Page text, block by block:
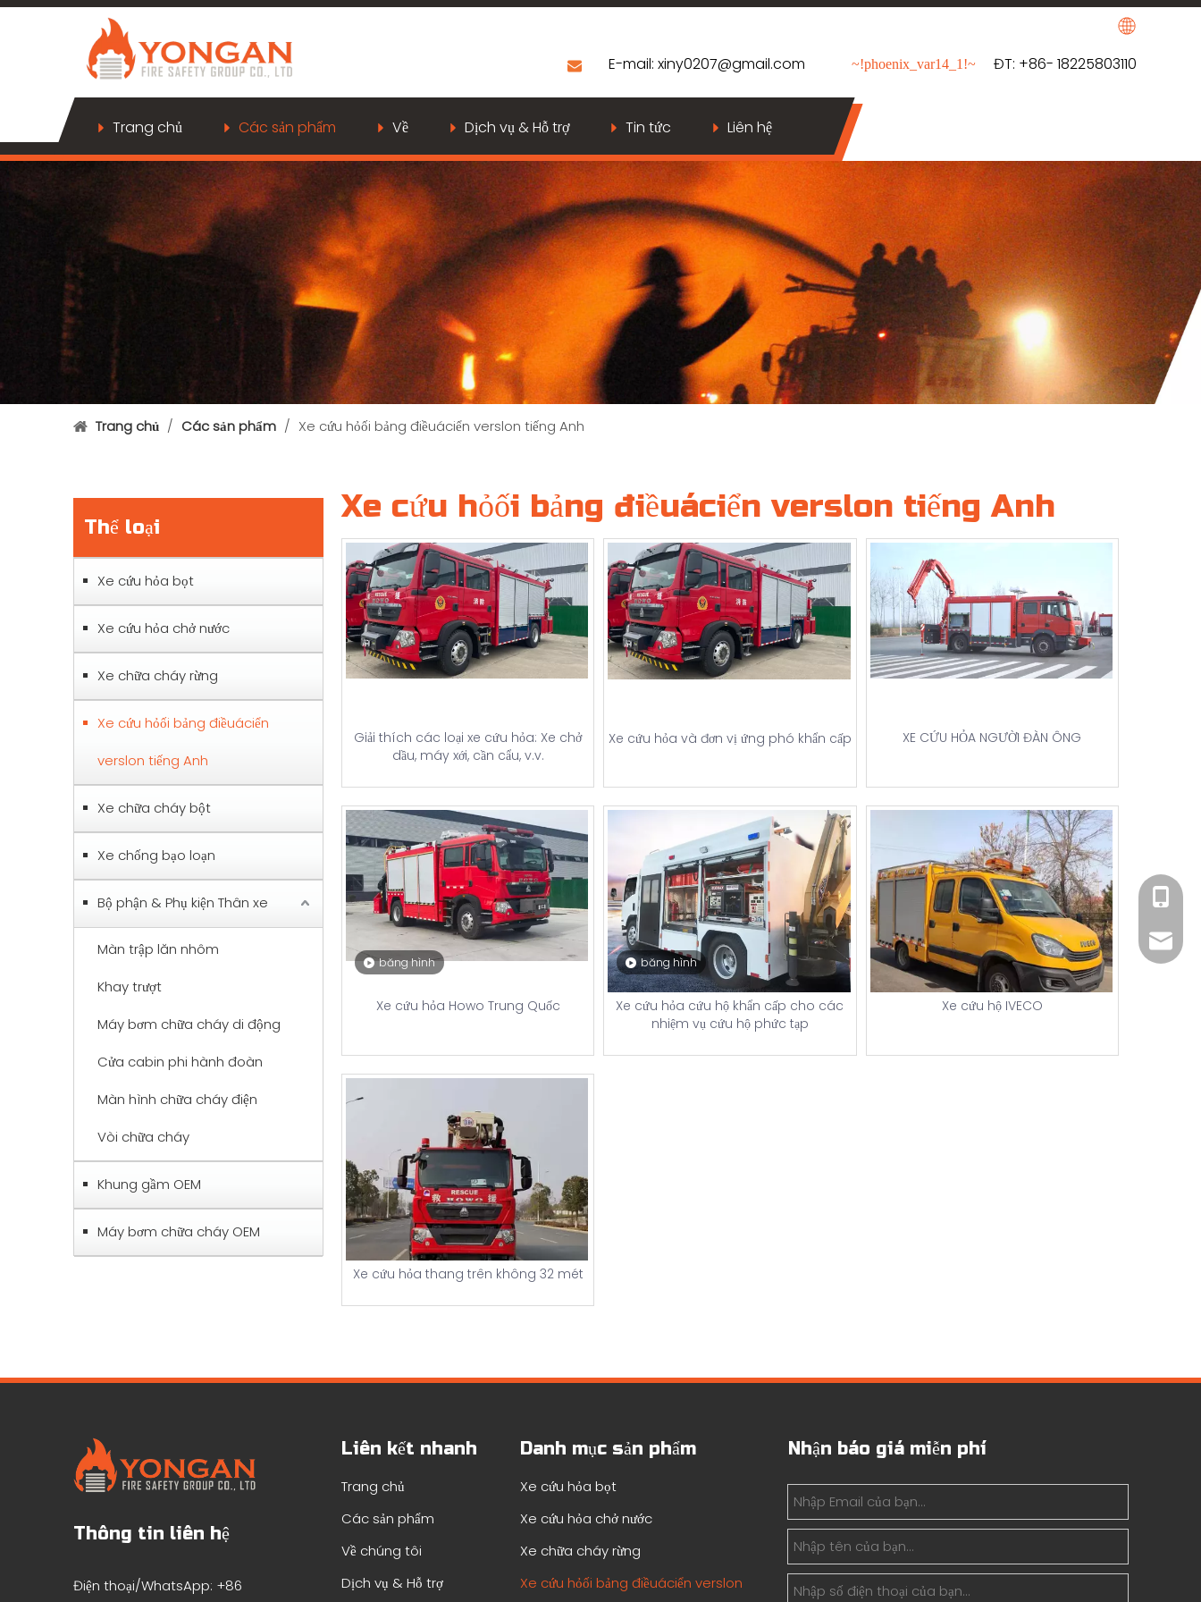
E-mail: xiny0207@gmail.com ~!phoenix_var14_1!~ ĐT: +86- 18225803110
Trang chủ Các sản phẩm Về Dịch vụ & Hỗ trợ Tin tức Liên hệ
Trang chủ / Các sản phẩm / Xe cứu hỏối bảng điềuáciển verslon tiếng Anh
Thể loại
Xe cứu hỏa bọt
Xe cứu hỏa chở nước
Xe chữa cháy rừng
Xe cứu hỏối bảng điềuáciển
verslon tiếng Anh
Xe chữa cháy bột
Xe chống bạo loạn
Bộ phận & Phụ kiện Thân xe
Màn trập lăn nhôm
Khay trượt
Máy bơm chữa cháy di động
Cửa cabin phi hành đoàn
Màn hình chữa cháy điện
Vòi chữa cháy
Khung gầm OEM
Máy bơm chữa cháy OEM
Xe cứu hỏối bảng điềuáciển verslon tiếng Anh
Giải thích các loại xe cứu hỏa: Xe chở
dầu, máy xới, cần cẩu, v.v.
Xe cứu hỏa và đơn vị ứng phó khẩn cấp XE CỨU HỎA NGƯỜI ĐÀN ÔNG
băng hình
Xe cứu hỏa Howo Trung Quốc
băng hình
Xe cứu hỏa cứu hộ khẩn cấp cho các
nhiệm vụ cứu hộ phức tạp
Xe cứu hộ IVECO
Xe cứu hỏa thang trên không 32 mét
+86
Thông tin liên hệ
Điện thoại/WhatsApp: +86
Liên kết nhanh
Trang chủ
Các sản phẩm
Về chúng tôi
Dịch vụ & Hỗ trợ
Danh mục sản phẩm
Xe cứu hỏa bọt
Xe cứu hỏa chở nước
Xe chữa cháy rừng
Xe cứu hỏối bảng điềuáciển verslon
Nhận báo giá miễn phí